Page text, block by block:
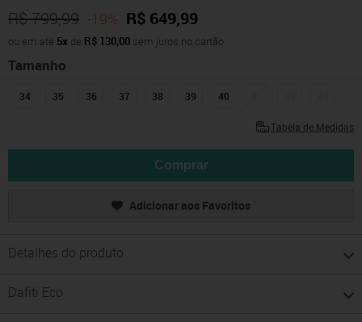
R$ 799,99 -19% R$ 649,99
ou em até 5x de R$ 130,00 sem juros no cartão
Tamanho
34 35 36 37 38 39 40
Tabela de Medidas
Comprar
Adicionar aos Favoritos
Detalhes do produto
Dafiti Eco